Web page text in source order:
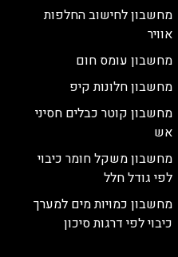
מחשבון לחישוב החלפות
אוויר
מחשבון עומס חום
מחשבון חלונות קיפ
מחשבון קוטר כבלים חסיני
אש
מחשבון משקל חומר כיבוי
לפי גודל חלל
מחשבון כמויות מים למערך
כיבוי לפי דרגות סיכון